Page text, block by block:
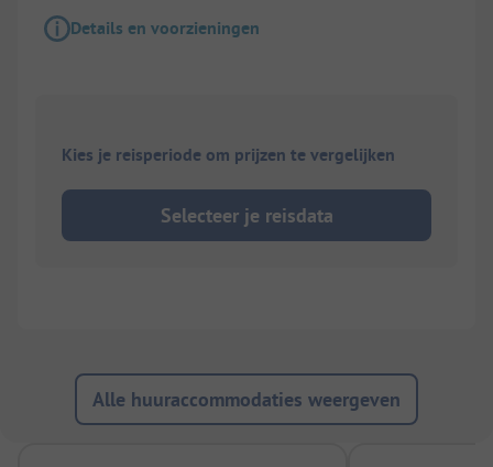
Details en voorzieningen
Kies je reisperiode om prijzen te vergelijken
Selecteer je reisdata
Alle huuraccommodaties weergeven